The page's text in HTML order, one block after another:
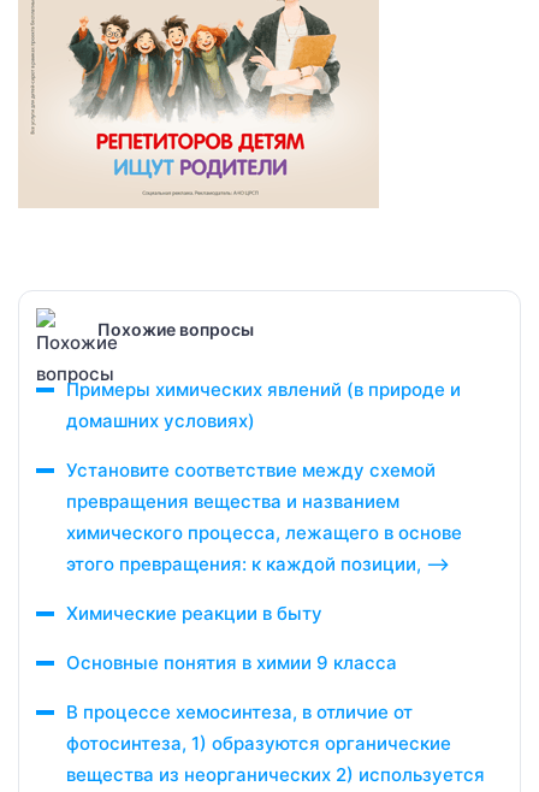
Похожие вопросы
Примеры химических явлений (в природе и
домашних условиях)
Установите соответствие между схемой
превращения вещества и названием
химического процесса, лежащего в основе
этого превращения: к каждой позиции, –>
Химические реакции в быту
Основные понятия в химии 9 класса
В процессе хемосинтеза, в отличие от
фотосинтеза, 1) образуются органические
вещества из неорганических 2) используется